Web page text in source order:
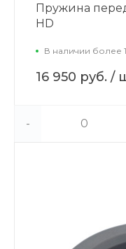
Пружина
HD
В наличии более
16 950 руб. /
-